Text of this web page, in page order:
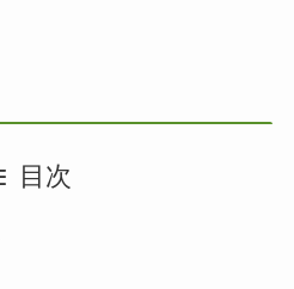
目次